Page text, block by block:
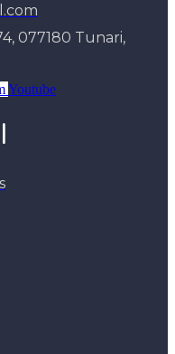
077180 Tunari,
Youtube